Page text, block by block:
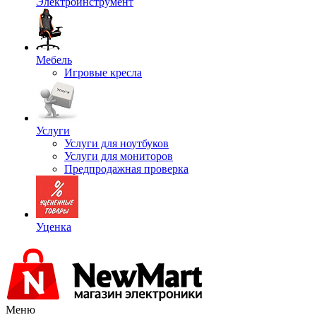
Мебель
Игровые кресла
Услуги
Услуги для ноутбуков
Услуги для мониторов
Предпродажная проверка
Уценка
Меню